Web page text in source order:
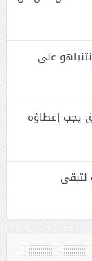
على
يجب إعطاؤه